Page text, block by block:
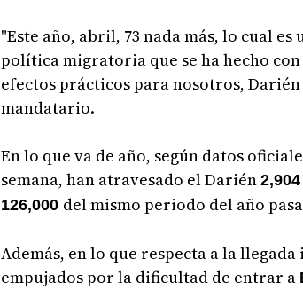
"Este año, abril, 73 nada más, lo cual
política migratoria que se ha hecho
efectos prácticos para nosotros,
mandatario.
En lo que va de año, según datos
semana, han atravesado el Darién 2,904
126,000 del mismo periodo del año
Además, en lo que respecta a la
empujados por la dificultad de entrar a